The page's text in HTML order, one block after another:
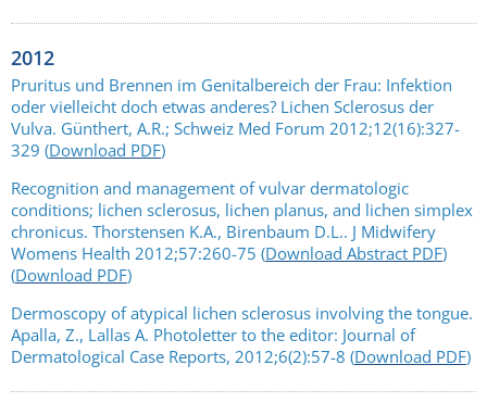
2012
Pruritus und Brennen im Genitalbereich der Frau: Infektion
oder vielleicht doch etwas anderes? Lichen Sclerosus der
Vulva. Günthert, A.R.; Schweiz Med Forum 2012;12(16):327-
329 (Download PDF)
Recognition and management of vulvar dermatologic
conditions; lichen sclerosus, lichen planus, and lichen simplex
chronicus. Thorstensen K.A., Birenbaum D.L.. J Midwifery
Womens Health 2012;57:260-75 (Download Abstract PDF)
(Download PDF)
Dermoscopy of atypical lichen sclerosus involving the tongue.
Apalla, Z., Lallas A. Photoletter to the editor: Journal of
Dermatological Case Reports, 2012;6(2):57-8 (Download PDF)